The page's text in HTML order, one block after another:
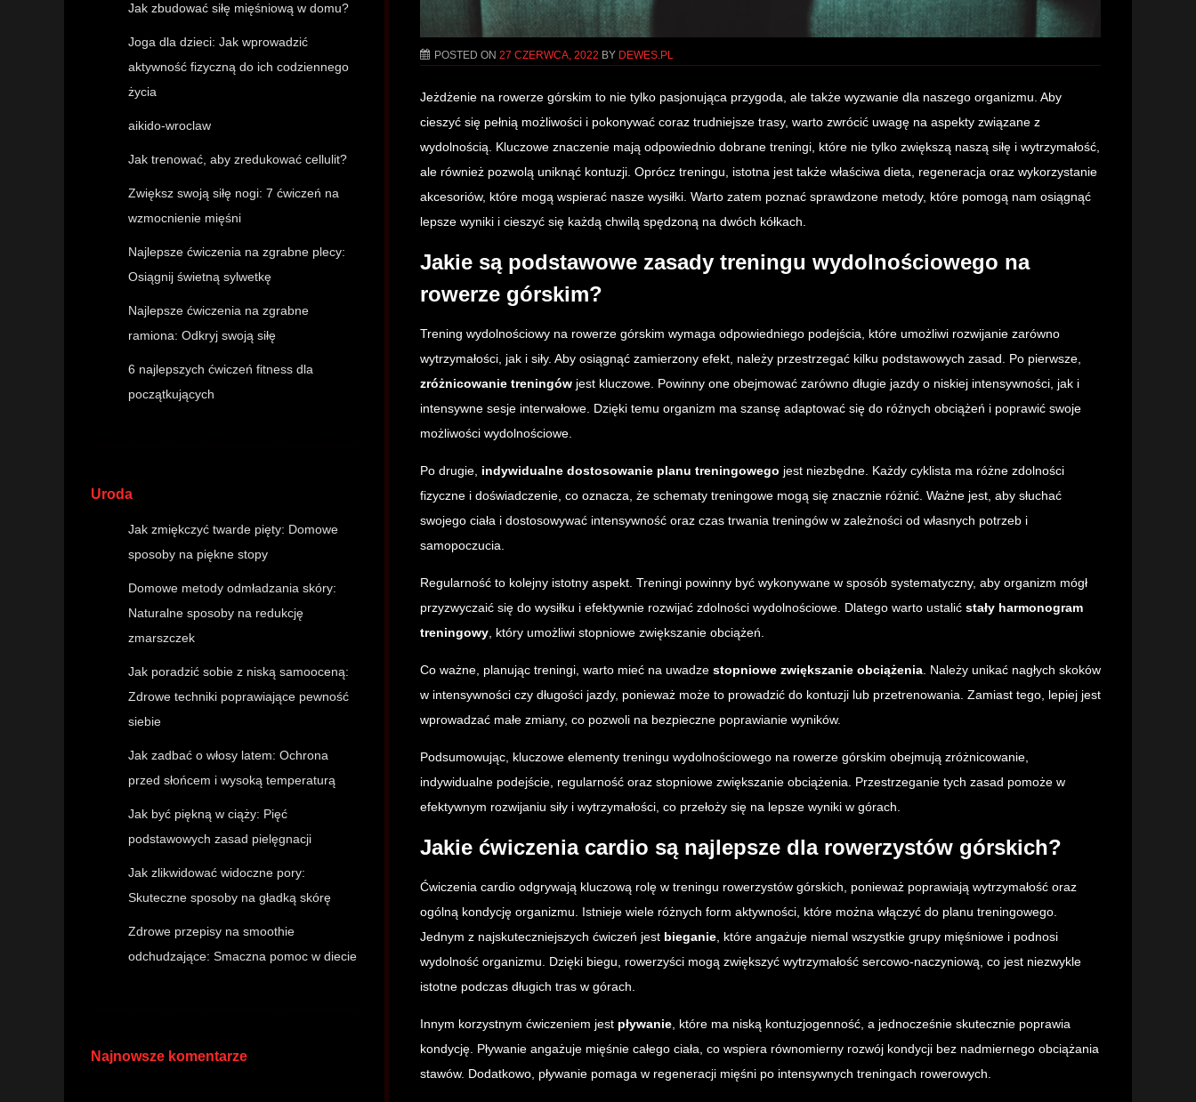
Jak zbudować siłę mięśniową w domu?
Joga dla dzieci: Jak wprowadzić
aktywność fizyczną do ich codziennego
życia
aikido-wroclaw
Jak trenować, aby zredukować cellulit?
Zwiększ swoją siłę nogi: 7 ćwiczeń na
wzmocnienie mięśni
Najlepsze ćwiczenia na zgrabne plecy:
Osiągnij świetną sylwetkę
Najlepsze ćwiczenia na zgrabne
ramiona: Odkryj swoją siłę
6 najlepszych ćwiczeń fitness dla
początkujących
Uroda
Jak zmiękczyć twarde pięty: Domowe
sposoby na piękne stopy
Domowe metody odmładzania skóry:
Naturalne sposoby na redukcję
zmarszczek
Jak poradzić sobie z niską samooceną:
Zdrowe techniki poprawiające pewność
siebie
Jak zadbać o włosy latem: Ochrona
przed słońcem i wysoką temperaturą
Jak być piękną w ciąży: Pięć
podstawowych zasad pielęgnacji
Jak zlikwidować widoczne pory:
Skuteczne sposoby na gładką skórę
Zdrowe przepisy na smoothie
odchudzające: Smaczna pomoc w diecie
Najnowsze komentarze
POSTED ON 27 CZERWCA, 2022 BY DEWES.PL
Jeżdżenie na rowerze górskim to nie tylko pasjonująca przygoda, ale także wyzwanie dla naszego organizmu. Aby
cieszyć się pełnią możliwości i pokonywać coraz trudniejsze trasy, warto zwrócić uwagę na aspekty związane z
wydolnością. Kluczowe znaczenie mają odpowiednio dobrane treningi, które nie tylko zwiększą naszą siłę i wytrzymałość,
ale również pozwolą uniknąć kontuzji. Oprócz treningu, istotna jest także właściwa dieta, regeneracja oraz wykorzystanie
akcesoriów, które mogą wspierać nasze wysiłki. Warto zatem poznać sprawdzone metody, które pomogą nam osiągnąć
lepsze wyniki i cieszyć się każdą chwilą spędzoną na dwóch kółkach.
Jakie są podstawowe zasady treningu wydolnościowego na
rowerze górskim?
Trening wydolnościowy na rowerze górskim wymaga odpowiedniego podejścia, które umożliwi rozwijanie zarówno
wytrzymałości, jak i siły. Aby osiągnąć zamierzony efekt, należy przestrzegać kilku podstawowych zasad. Po pierwsze,
zróżnicowanie treningów jest kluczowe. Powinny one obejmować zarówno długie jazdy o niskiej intensywności, jak i
intensywne sesje interwałowe. Dzięki temu organizm ma szansę adaptować się do różnych obciążeń i poprawić swoje
możliwości wydolnościowe.
Po drugie, indywidualne dostosowanie planu treningowego jest niezbędne. Każdy cyklista ma różne zdolności
fizyczne i doświadczenie, co oznacza, że schematy treningowe mogą się znacznie różnić. Ważne jest, aby słuchać
swojego ciała i dostosowywać intensywność oraz czas trwania treningów w zależności od własnych potrzeb i
samopoczucia.
Regularność to kolejny istotny aspekt. Treningi powinny być wykonywane w sposób systematyczny, aby organizm mógł
przyzwyczaić się do wysiłku i efektywnie rozwijać zdolności wydolnościowe. Dlatego warto ustalić stały harmonogram
treningowy , który umożliwi stopniowe zwiększanie obciążeń.
Co ważne, planując treningi, warto mieć na uwadze stopniowe zwiększanie obciążenia . Należy unikać nagłych skoków
w intensywności czy długości jazdy, ponieważ może to prowadzić do kontuzji lub przetrenowania. Zamiast tego, lepiej jest
wprowadzać małe zmiany, co pozwoli na bezpieczne poprawianie wyników.
Podsumowując, kluczowe elementy treningu wydolnościowego na rowerze górskim obejmują zróżnicowanie,
indywidualne podejście, regularność oraz stopniowe zwiększanie obciążenia. Przestrzeganie tych zasad pomoże w
efektywnym rozwijaniu siły i wytrzymałości, co przełoży się na lepsze wyniki w górach.
Jakie ćwiczenia cardio są najlepsze dla rowerzystów górskich?
Ćwiczenia cardio odgrywają kluczową rolę w treningu rowerzystów górskich, ponieważ poprawiają wytrzymałość oraz
ogólną kondycję organizmu. Istnieje wiele różnych form aktywności, które można włączyć do planu treningowego.
Jednym z najskuteczniejszych ćwiczeń jest bieganie , które angażuje niemal wszystkie grupy mięśniowe i podnosi
wydolność organizmu. Dzięki biegu, rowerzyści mogą zwiększyć wytrzymałość sercowo-naczyniową, co jest niezwykle
istotne podczas długich tras w górach.
Innym korzystnym ćwiczeniem jest pływanie , które ma niską kontuzjogenność, a jednocześnie skutecznie poprawia
kondycję. Pływanie angażuje mięśnie całego ciała, co wspiera równomierny rozwój kondycji bez nadmiernego obciążania
stawów. Dodatkowo, pływanie pomaga w regeneracji mięśni po intensywnych treningach rowerowych.